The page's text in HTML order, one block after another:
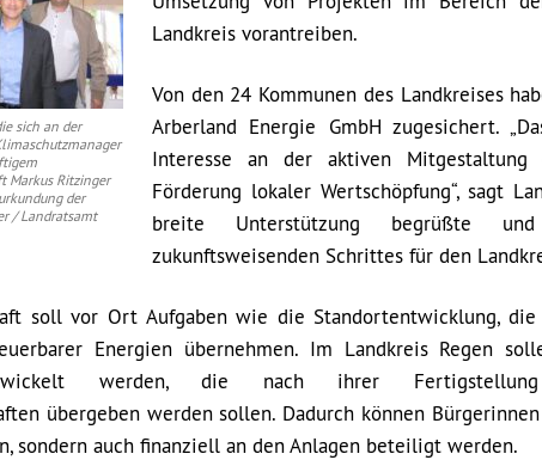
sich an der
Markus Ritzinger
der
/ Landratsamt
Landkreis vorantreiben.
Von den 24 Kommunen des Landkreises
Arberland Energie GmbH zugesichert.
Interesse an der aktiven
Förderung lokaler Wertschöpfung“, sagt
breite Unterstützung begrüßte
zukunftsweisenden Schrittes für den
soll vor Ort Aufgaben wie die Standortentwicklung,
Energien übernehmen. Im Landkreis Regen
entwickelt werden, die nach ihrer
übergeben werden sollen. Dadurch können
sondern auch finanziell an den Anlagen beteiligt werden.